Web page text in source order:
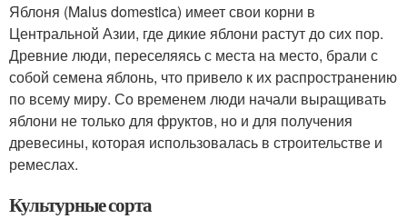
Яблоня (Malus domestica) имеет свои корни в
Центральной Азии, где дикие яблони растут до сих пор.
Древние люди, переселяясь с места на место, брали с
собой семена яблонь, что привело к их распространению
по всему миру. Со временем люди начали выращивать
яблони не только для фруктов, но и для получения
древесины, которая использовалась в строительстве и
ремеслах.
Культурные сорта